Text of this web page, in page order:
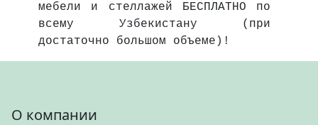
мебели и стеллажей БЕСПЛАТНО по
всему Узбекистану (при
достаточно большом объеме)!
О компании